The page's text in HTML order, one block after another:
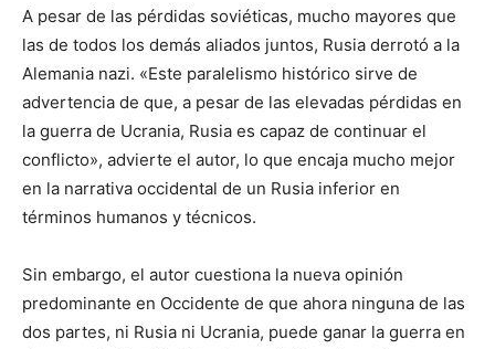
A pesar de las pérdidas soviéticas, mucho mayores que
las de todos los demás aliados juntos, Rusia derrotó a la
Alemania nazi. «Este paralelismo histórico sirve de
advertencia de que, a pesar de las elevadas pérdidas en
la guerra de Ucrania, Rusia es capaz de continuar el
conflicto», advierte el autor, lo que encaja mucho mejor
en la narrativa occidental de un Rusia inferior en
términos humanos y técnicos.
Sin embargo, el autor cuestiona la nueva opinión
predominante en Occidente de que ahora ninguna de las
dos partes, ni Rusia ni Ucrania, puede ganar la guerra en